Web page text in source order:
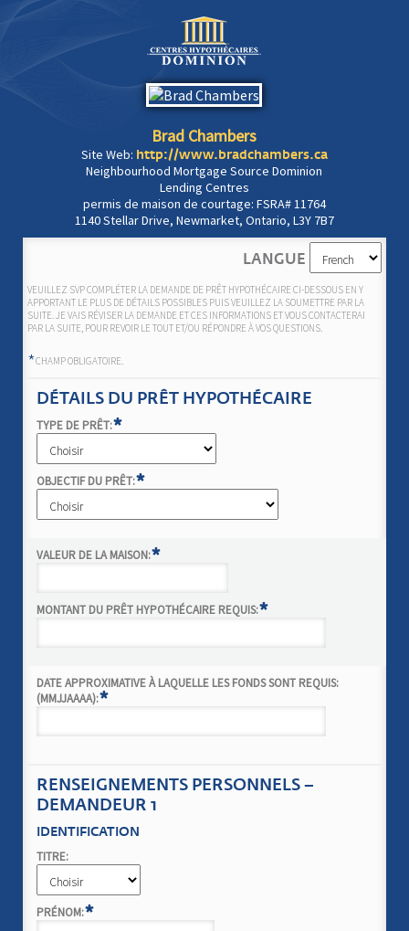
Brad Chambers
Site Web: http://www.bradchambers.ca
Neighbourhood Mortgage Source Dominion
Lending Centres
permis de maison de courtage: FSRA# 11764
1140 Stellar Drive, Newmarket, Ontario, L3Y 7B7
LANGUE
VEUILLEZ SVP COMPLÉTER LA DEMANDE DE PRÊT HYPOTHÉCAIRE CI-DESSOUS EN Y
APPORTANT LE PLUS DE DÉTAILS POSSIBLES PUIS VEUILLEZ LA SOUMETTRE PAR LA
SUITE. JE VAIS RÉVISER LA DEMANDE ET CES INFORMATIONS ET VOUS CONTACTERAI
PAR LA SUITE, POUR REVOIR LE TOUT ET/OU RÉPONDRE À VOS QUESTIONS.
*CHAMP OBLIGATOIRE.
DÉTAILS DU PRÊT HYPOTHÉCAIRE
TYPE DE PRÊT:*
OBJECTIF DU PRÊT:*
VALEUR DE LA MAISON:*
MONTANT DU PRÊT HYPOTHÉCAIRE REQUIS:*
DATE APPROXIMATIVE À LAQUELLE LES FONDS SONT REQUIS:
(MMJJAAAA):*
RENSEIGNEMENTS PERSONNELS –
DEMANDEUR 1
IDENTIFICATION
TITRE:
PRÉNOM:*